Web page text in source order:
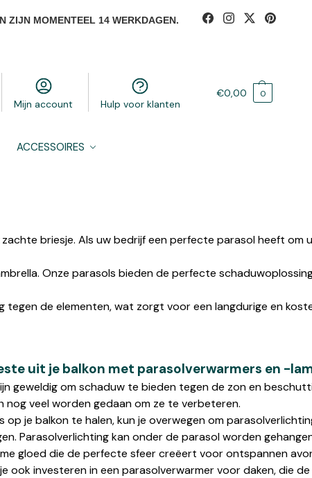
ZIJN MOMENTEEL 14 WERKDAGEN.
Mijn account Hulp voor klanten
€0,00 0
ACCESSOIRES
briesje. Als uw bedrijf een perfecte parasol heeft om
Onze parasols bieden de perfecte
tegen de elementen, wat zorgt voor een langdurige en
uit je balkon met parasolverwarmers en -
geweldig om schaduw te bieden tegen de zon en
nog veel worden gedaan om ze te verbeteren.
op je balkon te halen, kun je overwegen om
Parasolverlichting kan onder de parasol worden
gloed die de perfecte sfeer creëert voor ontspannen
ook investeren in een parasolverwarmer voor daken, die